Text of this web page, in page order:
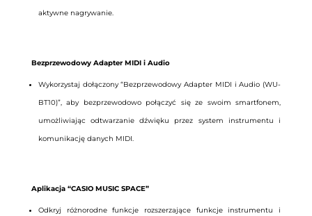
aktywne nagrywanie.
Bezprzewodowy Adapter MIDI i Audio
Wykorzystaj dołączony “Bezprzewodowy Adapter MIDI i Audio (WU-
BT10)”, aby bezprzewodowo połączyć się ze swoim smartfonem,
umożliwiając odtwarzanie dźwięku przez system instrumentu i
komunikację danych MIDI.
Aplikacja “CASIO MUSIC SPACE”
Odkryj różnorodne funkcje rozszerzające funkcje instrumentu i